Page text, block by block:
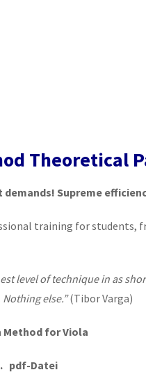
Theoretical
Supreme
training for students,
level of technique in as
else.”(Tibor Varga)
Method for Viola
pdf-Datei